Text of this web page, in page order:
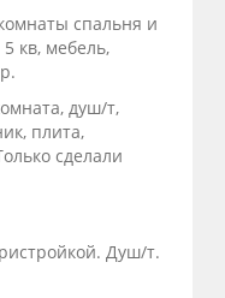
спальня и
кв, мебель,
душ/т,
плита,
сделали
Душ/т.